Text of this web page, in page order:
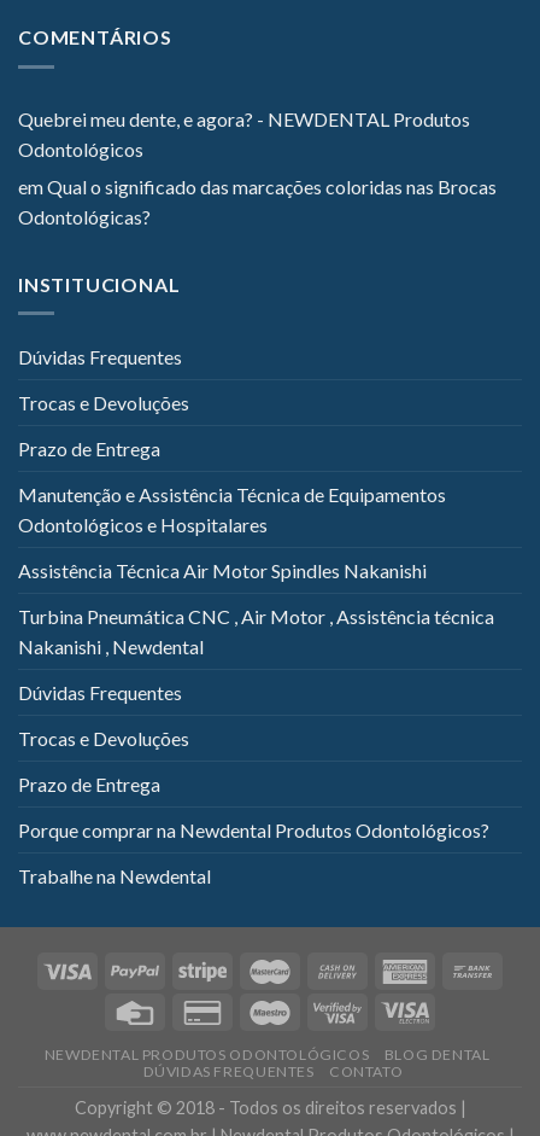
COMENTÁRIOS
Quebrei meu dente, e agora? - NEWDENTAL Produtos
Odontológicos
emQual o significado das marcações coloridas nas Brocas
Odontológicas?
INSTITUCIONAL
Dúvidas Frequentes
Trocas e Devoluções
Prazo de Entrega
Manutenção e Assistência Técnica de Equipamentos
Odontológicos e Hospitalares
Assistência Técnica Air Motor Spindles Nakanishi
Turbina Pneumática CNC , Air Motor , Assistência técnica
Nakanishi , Newdental
Dúvidas Frequentes
Trocas e Devoluções
Prazo de Entrega
Porque comprar na Newdental Produtos Odontológicos?
Trabalhe na Newdental
NEWDENTAL PRODUTOS ODONTOLÓGICOS
BLOG DENTAL
DÚVIDAS FREQUENTES
CONTATO
Copyright © 2018 - Todos os direitos reservados |